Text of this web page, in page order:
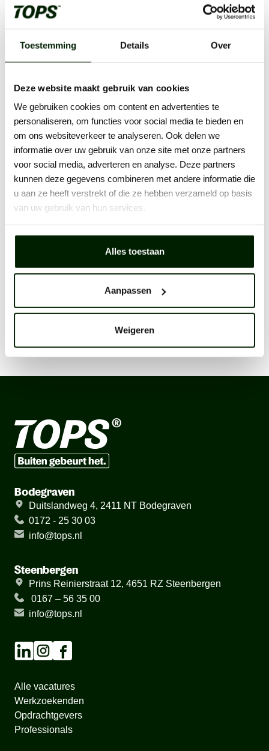
Toestemming Details Over
Deze website maakt gebruik van cookies
We gebruiken cookies om content en advertenties te
personaliseren, om functies voor social media te bieden en
om ons websiteverkeer te analyseren. Ook delen we
informatie over uw gebruik van onze site met onze partners
voor social media, adverteren en analyse. Deze partners
kunnen deze gegevens combineren met andere informatie die
u aan ze heeft verstrekt of die ze hebben verzameld op basis
van uw gebruik van hun services.
Alles toestaan
Aanpassen
Weigeren
Email*
Ik ga akkoord met de TOPS Privacyverklaring.
Verzenden
Bodegraven
Duitslandweg 4, 2411 NT Bodegraven
0172 - 25 30 03
info@tops.nl
Steenbergen
Prins Reinierstraat 12, 4651 RZ Steenbergen
0167 – 56 35 00
info@tops.nl
Alle vacatures
Werkzoekenden
Opdrachtgevers
Professionals